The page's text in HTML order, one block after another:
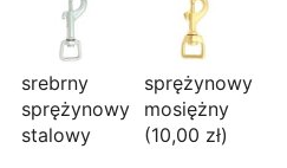
srebrny
sprężynowy
stalowy
sprężynowy
mosiężny
(10,00 zł)